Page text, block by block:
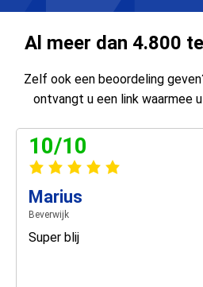
Al meer dan 4.800
Zelf ook een beoordeling
ontvangt u een link waarmee
10/10
Marius
Beverwijk
Super blij